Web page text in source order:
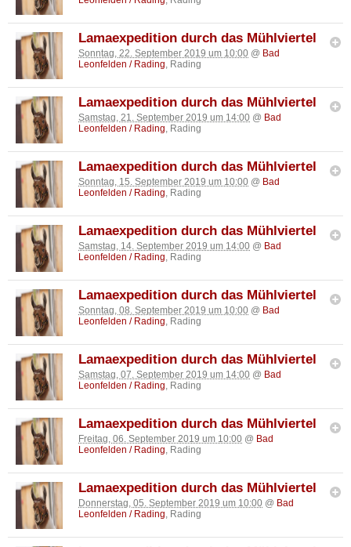
Lamaexpedition durch das Mühlviertel
Sonntag, 22. September 2019 um 10:00 @ Bad
Leonfelden / Rading , Rading
Lamaexpedition durch das Mühlviertel
Samstag, 21. September 2019 um 14:00 @ Bad
Leonfelden / Rading , Rading
Lamaexpedition durch das Mühlviertel
Sonntag, 15. September 2019 um 10:00 @ Bad
Leonfelden / Rading , Rading
Lamaexpedition durch das Mühlviertel
Samstag, 14. September 2019 um 14:00 @ Bad
Leonfelden / Rading , Rading
Lamaexpedition durch das Mühlviertel
Sonntag, 08. September 2019 um 10:00 @ Bad
Leonfelden / Rading , Rading
Lamaexpedition durch das Mühlviertel
Samstag, 07. September 2019 um 14:00 @ Bad
Leonfelden / Rading , Rading
Lamaexpedition durch das Mühlviertel
Freitag, 06. September 2019 um 10:00 @ Bad
Leonfelden / Rading , Rading
Lamaexpedition durch das Mühlviertel
Donnerstag, 05. September 2019 um 10:00 @ Bad
Leonfelden / Rading , Rading